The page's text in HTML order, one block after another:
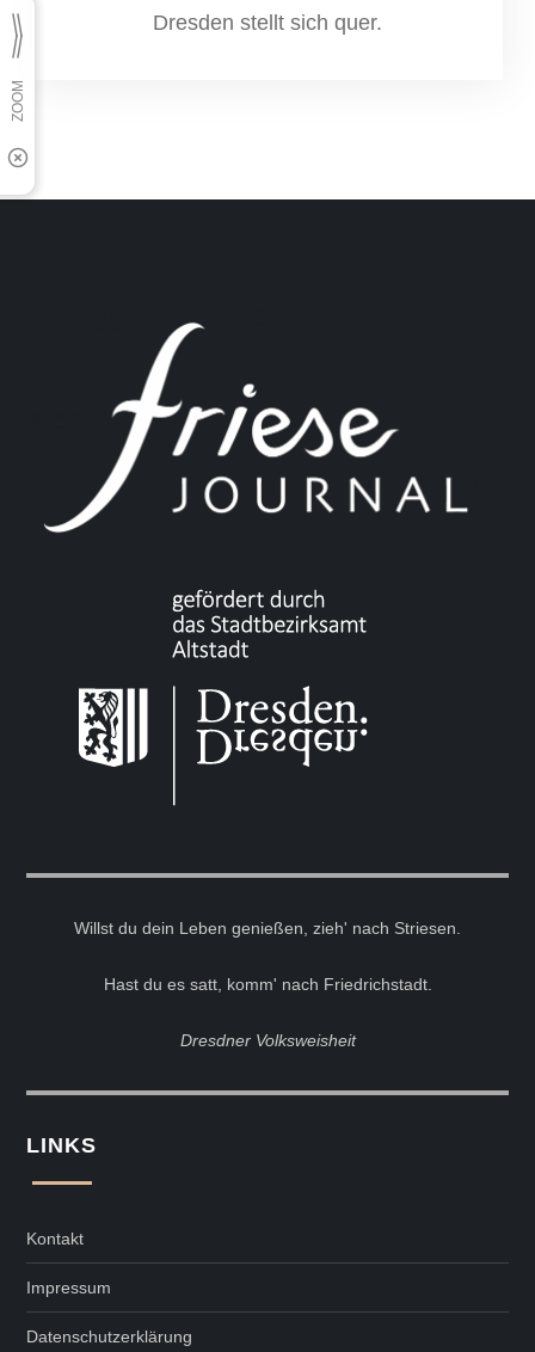
Dresden stellt sich quer.
Willst du dein Leben genießen, zieh' nach Striesen.
Hast du es satt, komm' nach Friedrichstadt.
Dresdner Volksweisheit
LINKS
Kontakt
Impressum
Datenschutzerklärung